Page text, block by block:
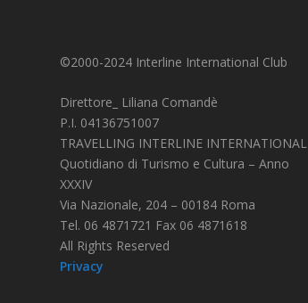
©2000-2024 Interline International Club
Direttore_ Liliana Comandè
P.I. 04136751007
TRAVELLING INTERLINE INTERNATIONAL
Quotidiano di Turismo e Cultura – Anno
XXXIV
Via Nazionale, 204 – 00184 Roma
Tel. 06 4871721 Fax 06 4871618
All Rights Reserved
Privacy